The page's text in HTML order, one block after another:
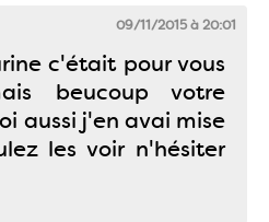
09/11/2015 à 20:01
c'était pour vous
beucoup votre
aussi j'en avai mise
les voir n'hésiter